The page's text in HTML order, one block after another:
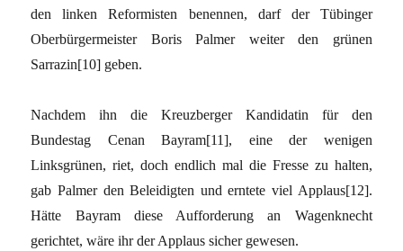
den linken Reformisten benennen, darf der Tübinger
Oberbürgermeister Boris Palmer weiter den grünen
Sarrazin[10] geben.
Nachdem ihn die Kreuzberger Kandidatin für den
Bundestag Cenan Bayram[11], eine der wenigen
Linksgrünen, riet, doch endlich mal die Fresse zu halten,
gab Palmer den Beleidigten und erntete viel Applaus[12].
Hätte Bayram diese Aufforderung an Wagenknecht
gerichtet, wäre ihr der Applaus sicher gewesen.